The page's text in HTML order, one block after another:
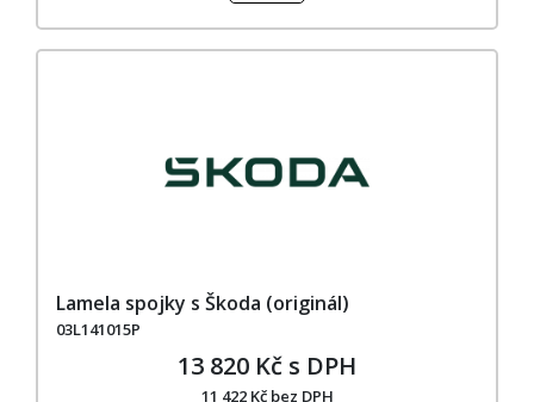
Lamela spojky s Škoda (originál)
03L141015P
13 820 Kč s DPH
11 422 Kč bez DPH